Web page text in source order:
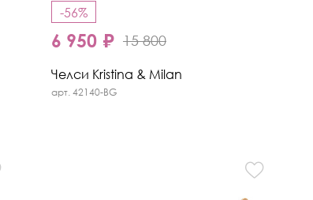
-56%
6 950 ₽ 15 800
Челси Kristina & Milan
арт. 42140-BG